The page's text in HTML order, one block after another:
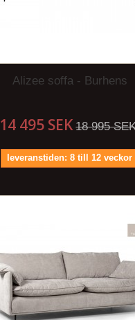
Alizee soffa - Burhens
14 495 SEK 18 995
leveranstiden: 8 till 12 veckor